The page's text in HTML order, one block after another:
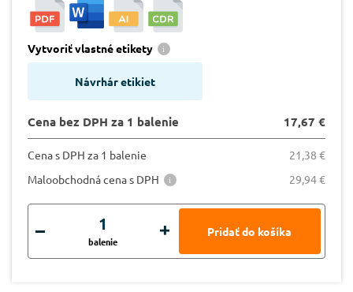
Vytvoriť vlastné etikety
Návrhár etikiet
Cena bez DPH za 1 balenie 17,67 €
Cena s DPH za 1 balenie
21,38 €
Maloobchodná cena s DPH
29,94 €
balenie